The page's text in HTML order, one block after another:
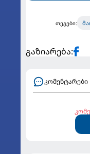
თეგები:
გაზიარება:
კომენტარები